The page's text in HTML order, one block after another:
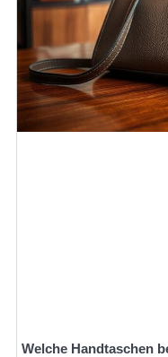
Welche Handtaschen